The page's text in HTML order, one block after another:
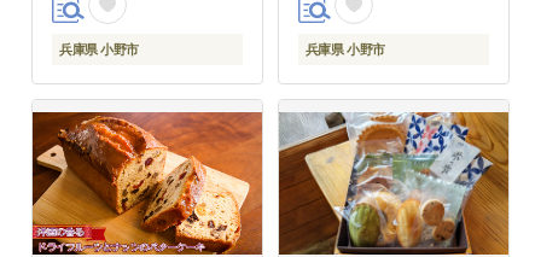
兵庫県 小野市 兵庫県 小野市